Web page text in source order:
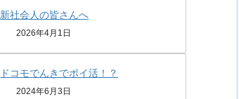
新社会人の皆さんへ
2026年4月1日
ドコモでんきでポイ活！？
2024年6月3日